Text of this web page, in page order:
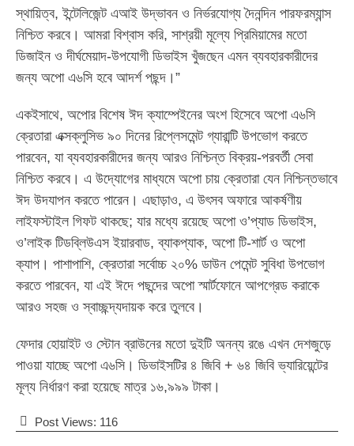
স্থায়িত্ব, ইন্টেলিজেন্ট এআই উদ্ভাবন ও নির্ভরযোগ্য দৈনন্দিন পারফরম্যান্স
নিশ্চিত করবে। আমরা বিশ্বাস করি, সাশ্রয়ী মূল্যে প্রিমিয়ামের মতো
ডিজাইন ও দীর্ঘমেয়াদ-উপযোগী ডিভাইস খুঁজছেন এমন ব্যবহারকারীদের
জন্য অপো এ৬সি হবে আদর্শ পছন্দ।”
একইসাথে, অপোর বিশেষ ঈদ ক্যাম্পেইনের অংশ হিসেবে অপো এ৬সি
ক্রেতারা এক্সক্লুসিভ ৯০ দিনের রিপ্লেসমেন্ট গ্যারান্টি উপভোগ করতে
পারবেন, যা ব্যবহারকারীদের জন্য আরও নিশ্চিন্ত বিক্রয়-পরবর্তী সেবা
নিশ্চিত করবে। এ উদ্যোগের মাধ্যমে অপো চায় ক্রেতারা যেন নিশ্চিন্তভাবে
ঈদ উদযাপন করতে পারেন। এছাড়াও, এ উৎসব অফারে আকর্ষণীয়
লাইফস্টাইল গিফট থাকছে; যার মধ্যে রয়েছে অপো ও’প্যাড ডিভাইস,
ও’লাইক টিডব্লিউএস ইয়ারবাড, ব্যাকপ্যাক, অপো টি-শার্ট ও অপো
ক্যাপ। পাশাপাশি, ক্রেতারা সর্বোচ্চ ২০% ডাউন পেমেন্ট সুবিধা উপভোগ
করতে পারবেন, যা এই ঈদে পছন্দের অপো স্মার্টফোনে আপগ্রেড করাকে
আরও সহজ ও স্বাচ্ছন্দ্যদায়ক করে তুলবে।
ফেদার হোয়াইট ও স্টোন ব্রাউনের মতো দুইটি অনন্য রঙে এখন দেশজুড়ে
পাওয়া যাচ্ছে অপো এ৬সি। ডিভাইসটির ৪ জিবি + ৬৪ জিবি ভ্যারিয়েন্টের
মূল্য নির্ধারণ করা হয়েছে মাত্র ১৬,৯৯৯ টাকা।
Post Views: 116